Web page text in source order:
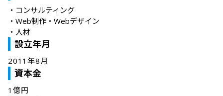
・ コンサルティング
・ Web制作・Webデザイン
・ 人材
設立年月
2011年8月
資本金
1億円